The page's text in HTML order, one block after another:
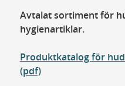
Avtalat sortiment för
hygienartiklar.
Produktkatalog för
(pdf)